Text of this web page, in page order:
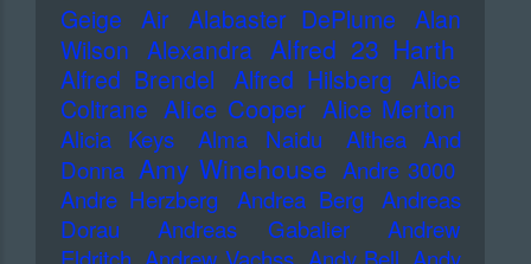
Geige
Air Alabaster DePlume
Alan
Wilson Alexandra Alfred 23 Harth
Alfred Brendel Alfred Hilsberg
Alice
Coltrane Alice Cooper Alice Merton
Alicia Keys Alma Naidu
Althea And
Donna Amy Winehouse Andre 3000
Andre Herzberg
Andrea Berg
Andreas
Dorau
Andreas Gabalier
Andrew